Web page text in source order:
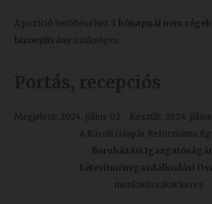
A pozíció betöltéséhez 3 hónapnál nem
bizonyítvány szükséges.
Portás, recepciós
Megjelent: 2024. július 02.
Készült: 2024.
A Károli Gáspár Református
Beruházási
Létesítménygazdálkodási
munkatársakat keres